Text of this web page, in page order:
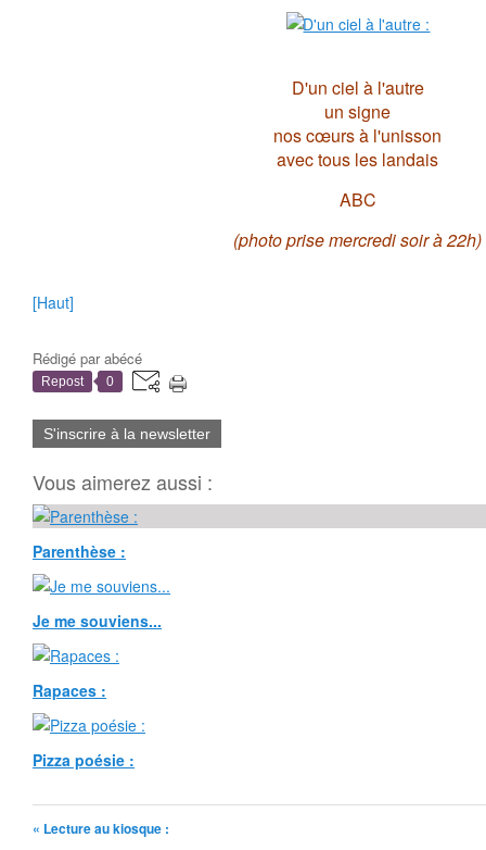
D'un ciel à l'autre
un signe
nos cœurs à l'unisson
avec tous les landais
ABC
(photo prise mercredi soir à 22h)
[Haut]
Rédigé parabécé
Repost 0
S'inscrire à la newsletter
Vous aimerez aussi :
Parenthèse :
Je me souviens...
Rapaces :
Pizza poésie :
« Lecture au kiosque :